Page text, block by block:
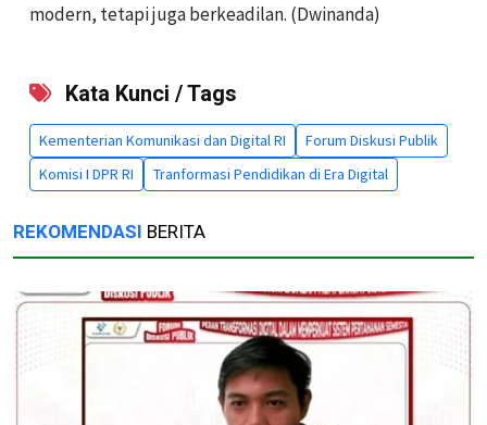
modern, tetapi juga berkeadilan. (Dwinanda)
Kata Kunci / Tags
Kementerian Komunikasi dan Digital RI
Forum Diskusi Publik
Komisi I DPR RI
Tranformasi Pendidikan di Era Digital
REKOMENDASI BERITA